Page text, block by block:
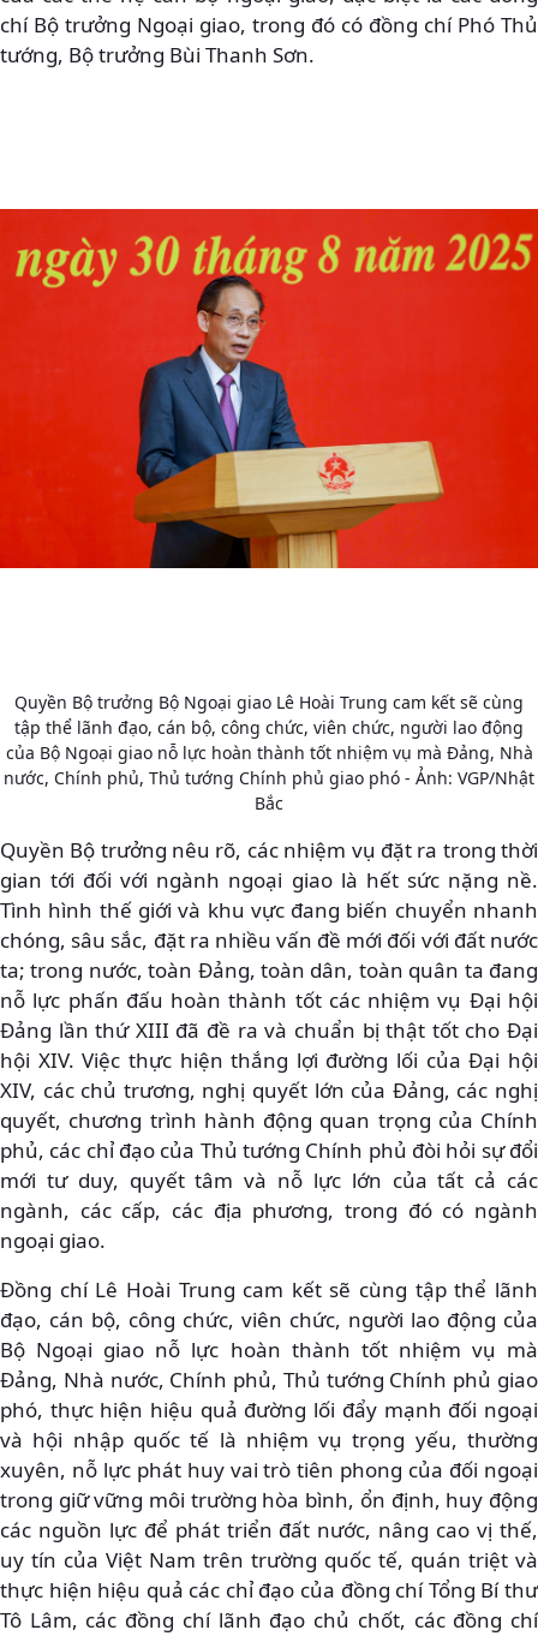
chí Bộ trưởng Ngoại giao, trong đó có đồng chí Phó Thủ
tướng, Bộ trưởng Bùi Thanh Sơn.
Quyền Bộ trưởng Bộ Ngoại giao Lê Hoài Trung cam kết sẽ cùng
tập thể lãnh đạo, cán bộ, công chức, viên chức, người lao động
của Bộ Ngoại giao nỗ lực hoàn thành tốt nhiệm vụ mà Đảng, Nhà
nước, Chính phủ, Thủ tướng Chính phủ giao phó - Ảnh: VGP/Nhật
Bắc
Quyền Bộ trưởng nêu rõ, các nhiệm vụ đặt ra trong thời
gian tới đối với ngành ngoại giao là hết sức nặng nề.
Tình hình thế giới và khu vực đang biến chuyển nhanh
chóng, sâu sắc, đặt ra nhiều vấn đề mới đối với đất nước
ta; trong nước, toàn Đảng, toàn dân, toàn quân ta đang
nỗ lực phấn đấu hoàn thành tốt các nhiệm vụ Đại hội
Đảng lần thứ XIII đã đề ra và chuẩn bị thật tốt cho Đại
hội XIV. Việc thực hiện thắng lợi đường lối của Đại hội
XIV, các chủ trương, nghị quyết lớn của Đảng, các nghị
quyết, chương trình hành động quan trọng của Chính
phủ, các chỉ đạo của Thủ tướng Chính phủ đòi hỏi sự đổi
mới tư duy, quyết tâm và nỗ lực lớn của tất cả các
ngành, các cấp, các địa phương, trong đó có ngành
ngoại giao.
Đồng chí Lê Hoài Trung cam kết sẽ cùng tập thể lãnh
đạo, cán bộ, công chức, viên chức, người lao động của
Bộ Ngoại giao nỗ lực hoàn thành tốt nhiệm vụ mà
Đảng, Nhà nước, Chính phủ, Thủ tướng Chính phủ giao
phó, thực hiện hiệu quả đường lối đẩy mạnh đối ngoại
và hội nhập quốc tế là nhiệm vụ trọng yếu, thường
xuyên, nỗ lực phát huy vai trò tiên phong của đối ngoại
trong giữ vững môi trường hòa bình, ổn định, huy động
các nguồn lực để phát triển đất nước, nâng cao vị thế,
uy tín của Việt Nam trên trường quốc tế, quán triệt và
thực hiện hiệu quả các chỉ đạo của đồng chí Tổng Bí thư
Tô Lâm, các đồng chí lãnh đạo chủ chốt, các đồng chí